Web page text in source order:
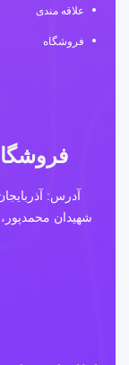
علاقه مندی
فروشگاه
آدرس:
شهیدان